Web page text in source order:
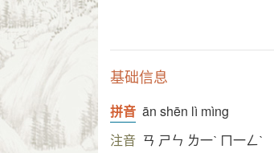
基础信息
拼音 ān shēn lì mìng
注音 ㄢ ㄕㄣ ㄌ一ˋ ㄇ一ㄥˋ